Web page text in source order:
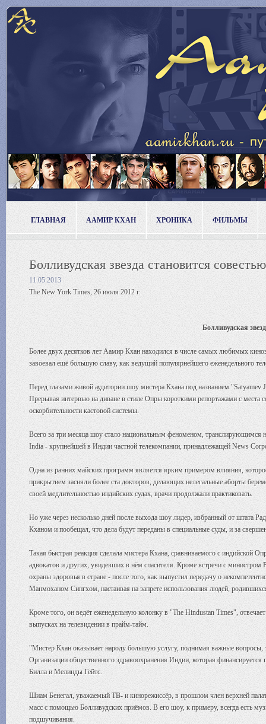
ГЛАВНАЯ ААМИР КХАН ХРОНИКА ФИЛЬМЫ
Болливудская звезда становится
11.05.2013
The New York Times, 26 июля 2012 г.
Болливудская
Более двух десятков лет Аамир Кхан находился в числе самых любимых
завоевал ещё большую славу, как ведущий популярнейшего еженедельного
Перед глазами живой аудитории шоу мистера Кхана под названием
Прерывая интервью на диване в стиле Опры короткими репортажами с
оскорбительности кастовой системы.
Всего за три месяца шоу стало национальным феноменом,
India - крупнейшей в Индии частной телекомпании, принадлежащей News
Одна из ранних майских программ является ярким примером влияния,
прикрытием засняли более ста докторов, делающих нелегальные аборты
своей медлительностью индийских судах, врачи продолжали практиковать.
Но уже через несколько дней после выхода шоу лидер, избранный от штата
Кханом и пообещал, что дела будут переданы в специальные суды, и за
Такая быстрая реакция сделала мистера Кхана, сравниваемого с
адвокатов и других, увидевших в нём спасителя. Кроме встречи с
охраны здоровья в стране - после того, как выпустил передачу о
Манмоханом Сингхом, настаивая на запрете использования людей,
Кроме того, он ведёт еженедельную колонку в "The Hindustan Times",
выпусках на телевидении в прайм-тайм.
"Мистер Кхан оказывает народу большую услугу, поднимая важные
Организации общественного здравоохранения Индии, которая
Билла и Мелинды Гейтс.
Шиам Бенегал, уважаемый ТВ- и кинорежиссёр, в прошлом член верхней
масс с помощью Болливудских приёмов. В его шоу, к примеру, всегда есть
подшучивания.